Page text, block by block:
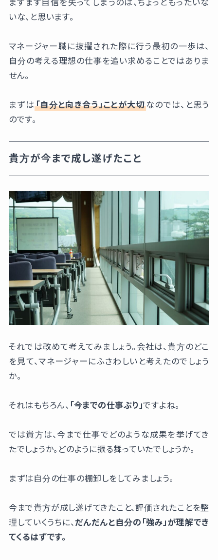
ますます自信を失ってしまうのは、ちょっともったいな
いな、と思います。
マネージャー職に抜擢された際に行う最初の一歩は、
自分の考える理想の仕事を追い求めることではありま
せん。
まずは「自分と向き合う」ことが大切なのでは、と思う
のです。
貴方が今まで成し遂げたこと
それでは改めて考えてみましょう。会社は、貴方のどこ
を見て、マネージャーにふさわしいと考えたのでしょう
か。
それはもちろん、 「今までの仕事ぶり」ですよね。
では貴方は、今まで仕事でどのような成果を挙げてき
たでしょうか。どのように振る舞っていたでしょうか。
まずは自分の仕事の棚卸しをしてみましょう。
今まで貴方が成し遂げてきたこと、評価されたことを整
理していくうちに、 だんだんと自分の「強み」が理解でき
てくるはずです。